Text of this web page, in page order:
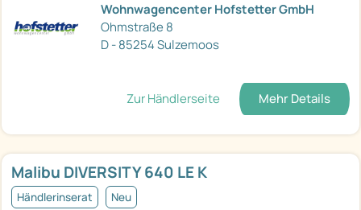
Wohnwagencenter Hofstetter GmbH
Ohmstraße 8
D - 85254 Sulzemoos
Zur Händlerseite Mehr Details
Malibu DIVERSITY 640 LE K
Händlerinserat Neu